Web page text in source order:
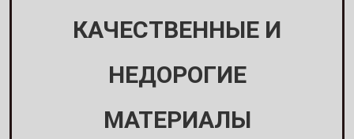
КАЧЕСТВЕННЫЕ И
НЕДОРОГИЕ
МАТЕРИАЛЫ